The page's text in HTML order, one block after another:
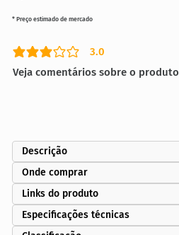
3.0
classificação média é 3 de 5
Veja comentários sobre o produto
* Preço estimado de mercado
Descrição
Onde comprar
Links do produto
Especificações técnicas